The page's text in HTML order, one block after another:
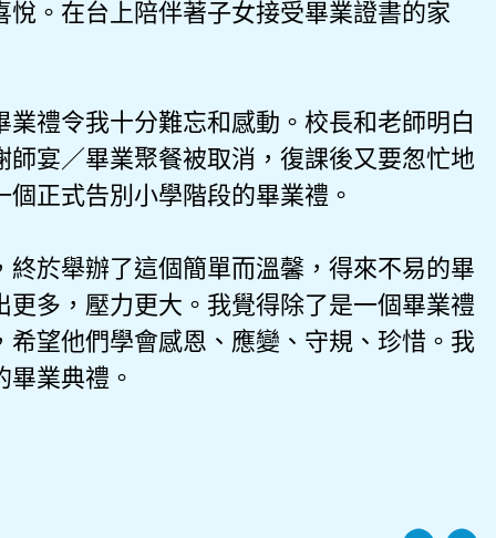
。在台上陪伴著子女接受畢業證書的家
禮令我十分難忘和感動。校長和老師明白
宴／畢業聚餐被取消，復課後又要怱忙地
正式告別小學階段的畢業禮。
於舉辦了這個簡單而溫馨，得來不易的畢
多，壓力更大。我覺得除了是一個畢業禮
望他們學會感恩、應變、守規、珍惜。我
業典禮。